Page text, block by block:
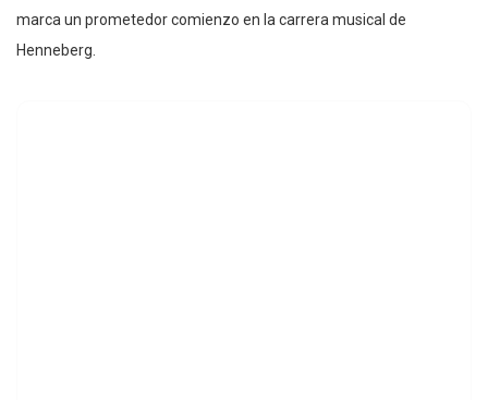
marca un prometedor comienzo en la carrera musical de
Henneberg.